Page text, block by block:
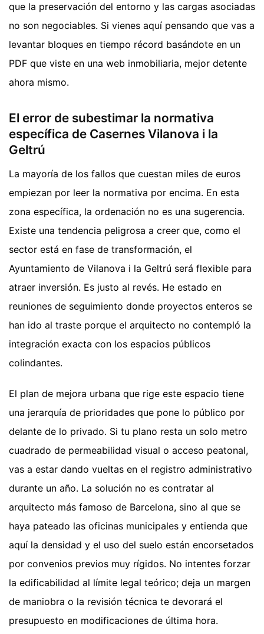
que la preservación del entorno y las cargas asociadas
no son negociables. Si vienes aquí pensando que vas a
levantar bloques en tiempo récord basándote en un
PDF que viste en una web inmobiliaria, mejor detente
ahora mismo.
El error de subestimar la normativa
específica de Casernes Vilanova i la
Geltrú
La mayoría de los fallos que cuestan miles de euros
empiezan por leer la normativa por encima. En esta
zona específica, la ordenación no es una sugerencia.
Existe una tendencia peligrosa a creer que, como el
sector está en fase de transformación, el
Ayuntamiento de Vilanova i la Geltrú será flexible para
atraer inversión. Es justo al revés. He estado en
reuniones de seguimiento donde proyectos enteros se
han ido al traste porque el arquitecto no contempló la
integración exacta con los espacios públicos
colindantes.
El plan de mejora urbana que rige este espacio tiene
una jerarquía de prioridades que pone lo público por
delante de lo privado. Si tu plano resta un solo metro
cuadrado de permeabilidad visual o acceso peatonal,
vas a estar dando vueltas en el registro administrativo
durante un año. La solución no es contratar al
arquitecto más famoso de Barcelona, sino al que se
haya pateado las oficinas municipales y entienda que
aquí la densidad y el uso del suelo están encorsetados
por convenios previos muy rígidos. No intentes forzar
la edificabilidad al límite legal teórico; deja un margen
de maniobra o la revisión técnica te devorará el
presupuesto en modificaciones de última hora.